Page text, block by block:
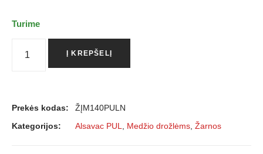
Turime
Į KREPŠELĮ
Prekės kodas:
ŽĮM140PULN
Kategorijos:
Alsavac PUL Medžio drožlėms Žarnos